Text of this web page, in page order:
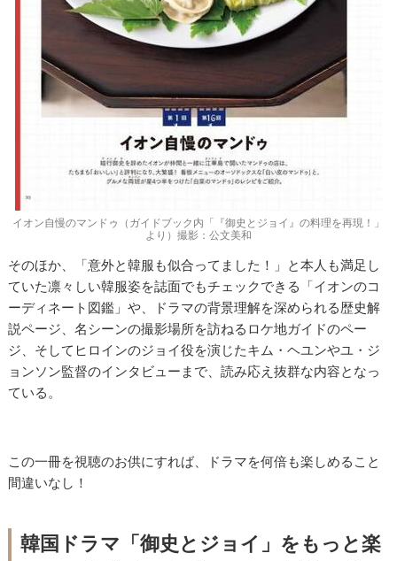
イオン自慢のマンドゥ（ガイドブック内「『御史とジョイ』の料理を再現！」
より）撮影：公文美和
そのほか、「意外と韓服も似合ってました！」と本人も満足し
ていた凛々しい韓服姿を誌面でもチェックできる「イオンのコ
ーディネート図鑑」や、ドラマの背景理解を深められる歴史解
説ページ、名シーンの撮影場所を訪ねるロケ地ガイドのペー
ジ、そしてヒロインのジョイ役を演じたキム・ヘユンやユ・ジ
ョンソン監督のインタビューまで、読み応え抜群な内容となっ
ている。
この一冊を視聴のお供にすれば、ドラマを何倍も楽しめること
間違いなし！
韓国ドラマ「御史とジョイ」をもっと楽